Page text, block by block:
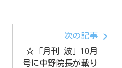
次の記事
☆「月刊 波」10月
号に中野院長が載り